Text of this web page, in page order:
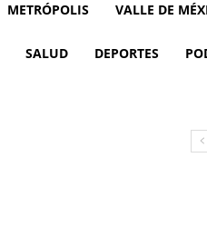
METRÓPOLIS VALLE DE
SALUD DEPORTES